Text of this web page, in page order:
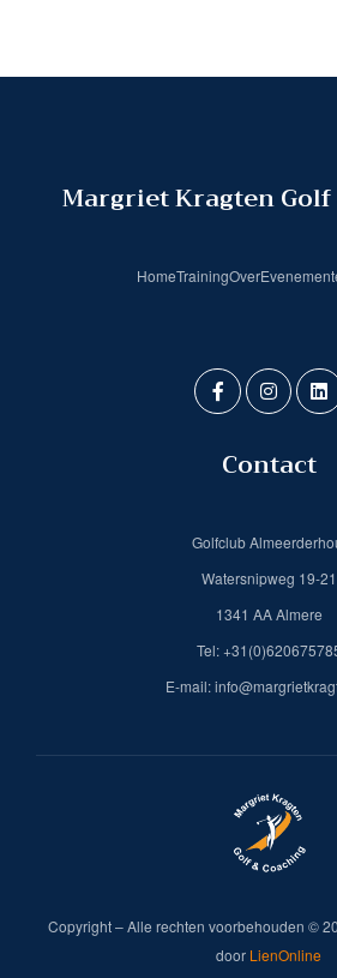
Margriet Kragten Golf
HomeTrainingOver
Contact
Golfclub
Watersnipweg 19-21
1341 AA Almere
Tel:
E-mail:
Copyright – Alle rechten voorbehouden ©
door LienOnline